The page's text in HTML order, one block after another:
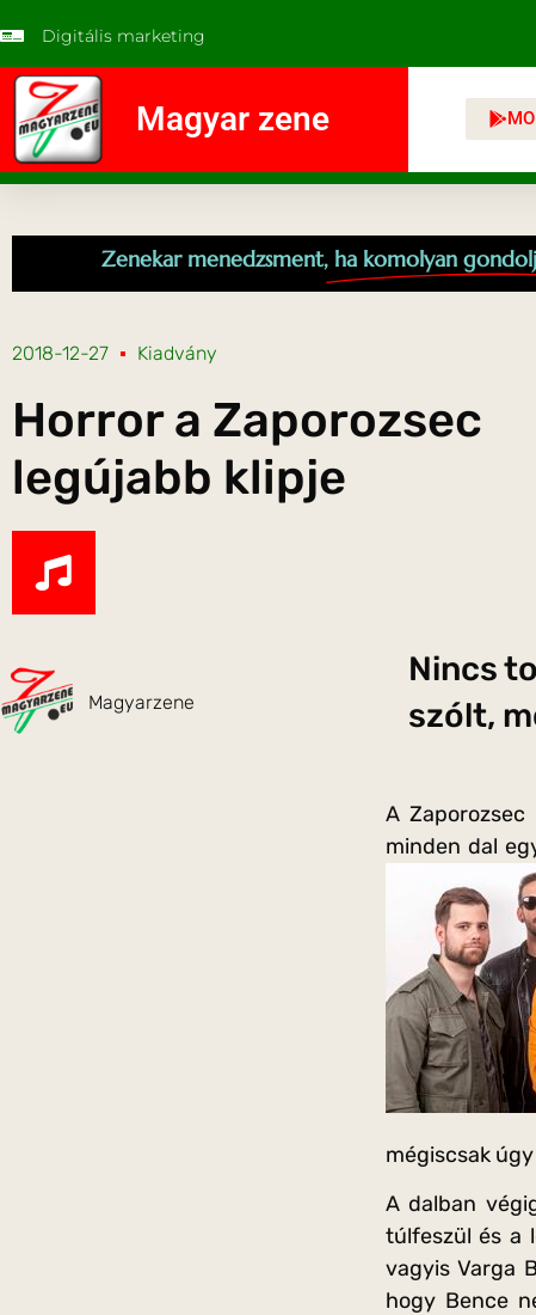
Digitális marketing
Magyar zene
Zenekar menedzsment, ha komolyan
2018-12-27 Kiadvány
Horror a Zaporozsec
legújabb klipje
Magyarzene
Nincs
szólt,
A
minden dal
mégiscsak
A dalban
túlfeszül és a
vagyis Varga
hogy Bence